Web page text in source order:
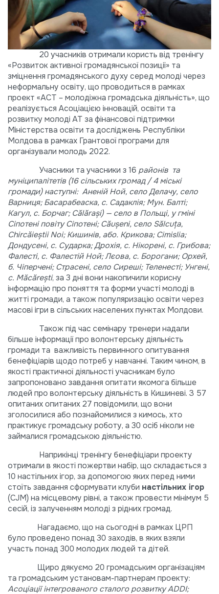
20 учасників отримали користь від тренінгу
«Розвиток активної громадянської позиції» та
зміцнення громадянського духу серед молоді через
неформальну освіту, що проводиться в рамках
проект «ACT – молодіжна громадська діяльність», що
реалізується Асоціацією інновацій, освіти та
розвитку молоді АТ за фінансової підтримки
Міністерства освіти та досліджень Республіки
Молдова в рамках Грантової програми для
організували молодь 2022.
Учасники та учасники з 16 районів та
муніципалітетів (16 сільських громад / 4 міські
громади) наступні: Аненій Ной, село Делачу, село
Варниця; Басарабеаска, с. Садаклія; Мун. Балті;
Кагул, с. Борчаг; Călăraşi) — село в Польщі, у гміні
Сіпотені повіту Сіпотені; Căuşeni, село Sălcuţa,
Chircăieştii Noi; Кишинів, або. Крикова; Cimislia;
Дондусені, с. Сударка; Дрохія, с. Нікорені, с. Грибова;
Фалесті, с. Фалестій Ной; Лєова, с. Борогани; Орхей,
б. Чіперчені; Страсені, село Сиреші; Теленесті; Унгені,
с. Măcărești, за 3 дні вони накопичили корисну
інформацію про поняття та форми участі молоді в
житті громади, а також популяризацію освіти через
масові ігри в сільських населених пунктах Молдови.
Також під час семінару тренери надали
більше інформації про волонтерську діяльність
громади та важливість первинного опитування
бенефіціарів щодо потреб у навчанні. Таким чином, в
якості практичної діяльності учасникам було
запропоновано завдання опитати якомога більше
людей про волонтерську діяльність в Кишиневі. З 57
опитаних опитаних 27 повідомили, що вони
зголосилися або познайомилися з кимось, хто
практикує громадську роботу, а 30 осіб ніколи не
займалися громадською діяльністю.
Наприкінці тренінгу бенефіціари проекту
отримали в якості пожертви набір, що складається з
10 настільних ігор, за допомогою яких перед ними
стоїть завдання сформувати клуби настільних ігор
(CJM) на місцевому рівні, а також провести мінімум 5
сесій, із залученням молоді з рідних громад.
Нагадаємо, що на сьогодні в рамках ЦРП
було проведено понад 30 заходів, в яких взяли
участь понад 300 молодих людей та дітей.
Щиро дякуємо 20 громадським організаціям
та громадським установам-партнерам проекту:
Асоціації інтегрованого сталого розвитку ADDI;